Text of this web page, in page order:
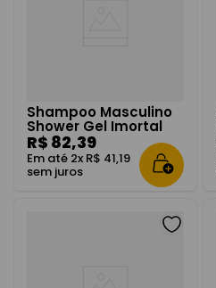
Shampoo Masculino
Shower Gel Imortal
3x1 300ml
R$ 82,39
Em até 2x R$ 41,19
sem juros